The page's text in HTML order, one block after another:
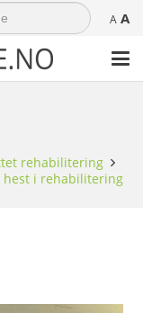
A A
rehabilitering
i rehabilitering